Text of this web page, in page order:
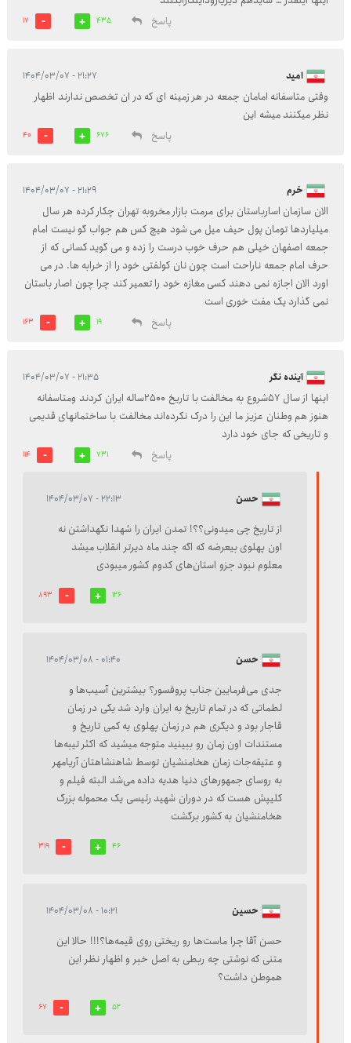
پاسخ
435
17
امید ۲۱:۲۷ - ۱۴۰۴/۰۳/۰۷
وقتی متاسفانه امامان جمعه در هر زمینه ای که در ان تخصص ندارند اظهار
نظر میکنند میشه این
پاسخ
676
40
خرم ۲۱:۲۹ - ۱۴۰۴/۰۳/۰۷
الان سازمان اسارباستان برای مرمت بازار مخروبه تهران چکار کرده هر سال
میلیاردها تومان پول حیف میل می شود هیچ کس هم جواب گو نیست امام
جمعه اصفهان خیلی هم حرف خوب درست را زده و می گوید کسانی که از
حرف امام جمعه ناراحت است چون نان کولفتی خود را از خرابه ها. در می
اورد الان اجازه نمی دهند کسی مغازه خود را تعمیر کند چرا چون اصار باستان
نمی گذارد یک مفت خوری است
پاسخ
19
163
آینده نگر ۲۱:۳۵ - ۱۴۰۴/۰۳/۰۷
اینها از سال ۵۷شروع به مخالفت با تاریخ ۲۵۰۰ساله ایران کردند ومتاسفانه
هنوز هم وطنان عزیز ما این را درک نکرده‌اند مخالفت با ساختمانهای قدیمی
و تاریخی که جای خود دارد
پاسخ
731
114
حسن ۲۲:۱۳ - ۱۴۰۴/۰۳/۰۷
از تاریخ چی میدونی؟؟! تمدن ایران را شهدا نگهداشتن نه
اون پهلوی بیعرضه که اگه چند ماه دیرتر انقلاب میشد
معلوم نبود جزو استان‌های کدوم کشور میبودی
126
893
حسن ۰۱:۴۰ - ۱۴۰۴/۰۳/۰۸
جدی می‌فرمایین جناب پروفسور؟ بیشترین آسیب‌ها و
لطماتی که در تمام تاریخ به ایران وارد شد یکی در زمان
قاجار بود و دیگری هم در زمان پهلوی یه کمی تاریخ و
مستندات اون زمان رو ببینید متوجه میشید که اکثر تیبه‌ها
و عتیقه‌جات زمان هخامنشیان توسط شاهنشاهتان آریامهر
به روسای جمهورهای دنیا هدیه داده می‌شد البته فیلم و
کلیپش هست که در دوران شهید رئیسی یک محموله بزرگ
هخامنشیان به کشور برگشت
46
319
حسین ۱۰:۲۱ - ۱۴۰۴/۰۳/۰۸
حسن آقا چرا ماست‌ها رو ریختی روی قیمه‌ها؟!!! حالا این
متنی که نوشتی چه ربطی به اصل خبر و اظهار نظر این
هموطن داشت؟
52
67